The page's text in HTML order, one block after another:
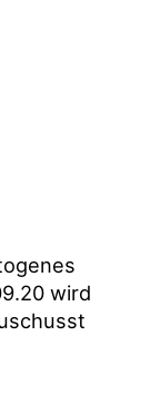
wird